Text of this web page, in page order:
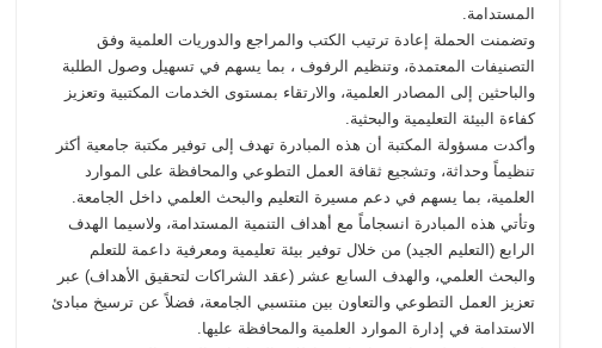
المستدامة.
وتضمنت الحملة إعادة ترتيب الكتب والمراجع والدوريات العلمية وفق
التصنيفات المعتمدة، وتنظيم الرفوف ، بما يسهم في تسهيل وصول الطلبة
والباحثين إلى المصادر العلمية، والارتقاء بمستوى الخدمات المكتبية وتعزيز
كفاءة البيئة التعليمية والبحثية.
وأكدت مسؤولة المكتبة أن هذه المبادرة تهدف إلى توفير مكتبة جامعية أكثر
تنظيماً وحداثة، وتشجيع ثقافة العمل التطوعي والمحافظة على الموارد
العلمية، بما يسهم في دعم مسيرة التعليم والبحث العلمي داخل الجامعة.
وتأتي هذه المبادرة انسجاماً مع أهداف التنمية المستدامة، ولاسيما الهدف
الرابع (التعليم الجيد) من خلال توفير بيئة تعليمية ومعرفية داعمة للتعلم
والبحث العلمي، والهدف السابع عشر (عقد الشراكات لتحقيق الأهداف) عبر
تعزيز العمل التطوعي والتعاون بين منتسبي الجامعة، فضلاً عن ترسيخ مبادئ
الاستدامة في إدارة الموارد العلمية والمحافظة عليها.